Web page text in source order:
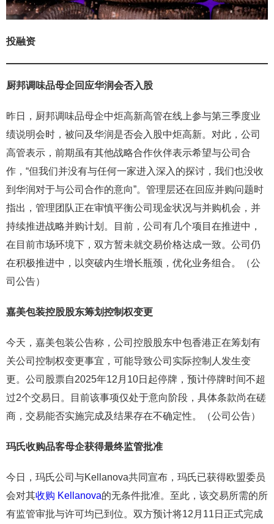
投融资
厨邦调味品母企回应华润会否入股
昨日，厨邦调味品母企中炬高新高管在线上参与第三季度业
绩说明会时，被问及华润是否会入股中炬高新。对此，公司
高管表示，前期虽有其他战略合作伙伴表示希望与公司合
作，“但我们并没有与任何一家进入深入的探讨，我们也没收
到华润对于与公司合作的意向”。管理层还在回应并购问题时
指出，管理团队正在审慎平衡公司现金状况与并购机会，并
持续推进战略并购计划。目前，公司有几个项目在推进中，
在目前市场环境下，双方暂未就交易价格达成一致。公司仍
在积极推进中，以突破内生增长瓶颈，优化业务组合。（公
司公告）
嘉美包装控股股东筹划控制权变更
今天，嘉美包装公告称，公司控股股东中包香港正在筹划有
关公司控制权变更事宜，可能导致公司实际控制人发生变
更。公司股票自2025年12月10日起停牌，预计停牌时间不超
过2个交易日。目前该事项仅处于意向阶段，具体条款尚在磋
商，交易能否实施完成及结果存在不确定性。（公司公告）
玛氏收购品客母企获得最终监管批准
今日，玛氏公司与Kellanova共同宣布，玛氏已获得欧盟委员
会对其收购 Kellanova的无条件批准。至此，该交易所需的所
有监管审批与许可均已到位。双方预计将12月11日正式完成